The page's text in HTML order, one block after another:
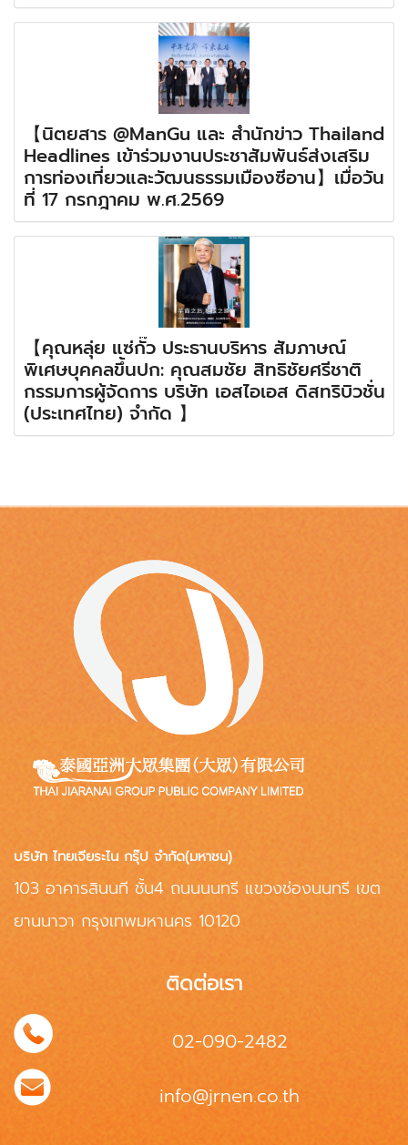
【นิตยสาร @ManGu และ สำนักข่าว Thailand
Headlines เข้าร่วมงานประชาสัมพันธ์ส่งเสริม
การท่องเที่ยวและวัฒนธรรมเมืองซีอาน】เมื่อวัน
ที่ 17 กรกฎาคม พ.ศ.2569
【คุณหลุ่ย แซ่กั๊ว ประธานบริหาร สัมภาษณ์
พิเศษบุคคลขึ้นปก: คุณสมชัย สิทธิชัยศรีชาติ
กรรมการผู้จัดการ บริษัท เอสไอเอส ดิสทริบิวชั่น
(ประเทศไทย) จำกัด 】
บริษัท ไทยเจียระไน กรุ๊ป จำกัด(มหาชน)
103 อาคารสินนที ชั้น4 ถนนนนทรี แขวงช่องนนทรี เขต
ยานนาวา กรุงเทพมหานคร 10120
ติดต่อเรา
02-090-2482
info@jrnen.co.th